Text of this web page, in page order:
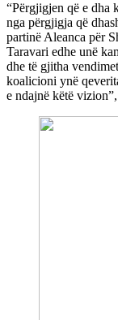
“Përgjigjen që e
nga përgjigja që
partinë Aleanca për
Taravari edhe unë
dhe të gjitha
koalicioni ynë
e ndajnë këtë